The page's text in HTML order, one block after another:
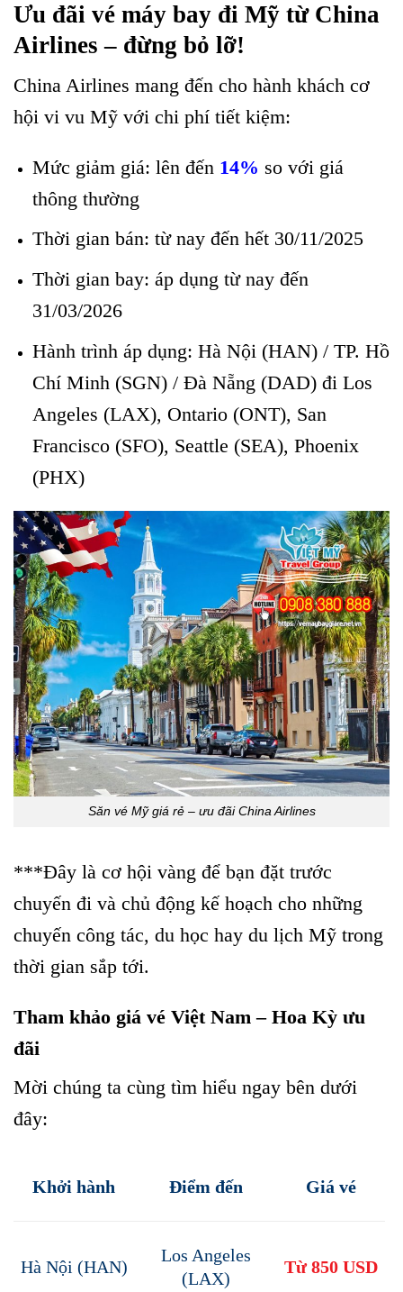
Ưu đãi vé máy bay đi Mỹ từ China
Airlines – đừng bỏ lỡ!
China Airlines mang đến cho hành khách cơ
hội vi vu Mỹ với chi phí tiết kiệm:
Mức giảm giá: lên đến 14% so với giá
thông thường
Thời gian bán: từ nay đến hết 30/11/2025
Thời gian bay: áp dụng từ nay đến
31/03/2026
Hành trình áp dụng: Hà Nội (HAN) / TP. Hồ
Chí Minh (SGN) / Đà Nẵng (DAD) đi Los
Angeles (LAX), Ontario (ONT), San
Francisco (SFO), Seattle (SEA), Phoenix
(PHX)
Săn vé Mỹ giá rẻ – ưu đãi China Airlines
***Đây là cơ hội vàng để bạn đặt trước
chuyến đi và chủ động kế hoạch cho những
chuyến công tác, du học hay du lịch Mỹ trong
thời gian sắp tới.
Tham khảo giá vé Việt Nam – Hoa Kỳ ưu
đãi
Mời chúng ta cùng tìm hiểu ngay bên dưới
đây:
Khởi hành Điểm đến Giá vé
Hà Nội (HAN)
Los Angeles
(LAX)
Từ 850 USD